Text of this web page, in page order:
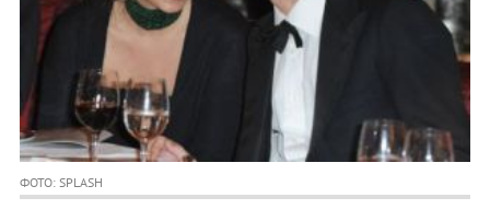
ФОТО: SPLASH